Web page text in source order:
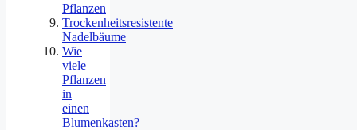
Pflanzen
Trockenheitsresistente
Nadelbäume
Wie
viele
Pflanzen
in
einen
Blumenkasten?